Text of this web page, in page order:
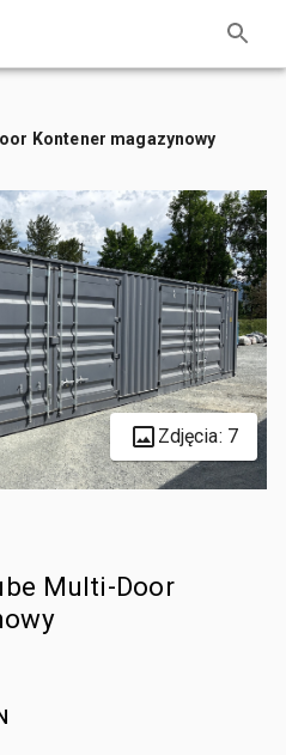
Kontener magazynowy
Zdjęcia: 7
Multi-Door